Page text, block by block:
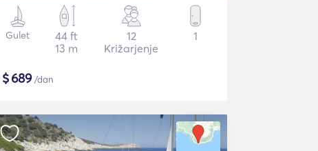
Gulet
44 ft
13 m
12
Križarjenje
1
$689/dan